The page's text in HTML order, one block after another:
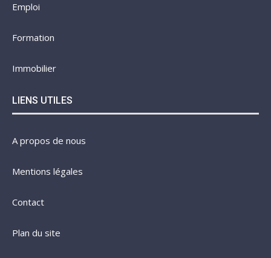
Emploi
Formation
Immobilier
LIENS UTILES
A propos de nous
Mentions légales
Contact
Plan du site